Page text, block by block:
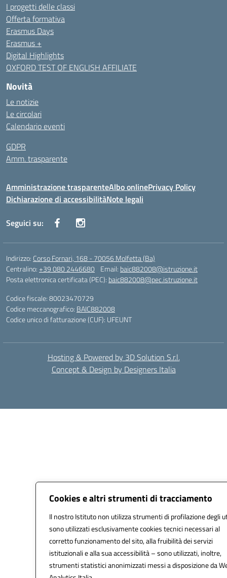
Cookies e altri strumenti di tracciamento
Il nostro Istituto non utilizza strumenti di profilazione degli
sono utilizzati esclusivamente cookies tecnici necessari al
corretto funzionamento del sito, alla fruibilità dei servizi
istituzionali e alla sua accessibilità – sono utilizzati, inoltre,
strumenti statistici anonimizzati messi a disposizione da
I progetti delle classi
Offerta formativa
Erasmus Days
Erasmus +
Digital Highlights
OXFORD TEST OF ENGLISH AFFILIATE
Novità
Le notizie
Le circolari
Calendario eventi
GDPR
Amm. trasparente
Amministrazione trasparenteAlbo onlinePrivacy Policy
Dichiarazione di accessibilitàNote legali
Seguici su:
Indirizzo: Corso Fornari, 168 - 70056 Molfetta (Ba)
Centralino:+39 080 2446680 Email: baic882008@istruzione.it
Posta elettronica certificata (PEC): baic882008@pec.istruzione.it
Codice fiscale: 80023470729
Codice meccanografico: BAIC882008
Codice unico di fatturazione (CUF): UFEUNT
Hosting & Powered by 3D Solution S.r.l.
Concept & Design by Designers Italia